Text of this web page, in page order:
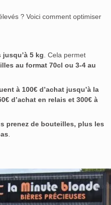
? Voici comment optimiser
5 kg . Cela permet
au format 70cl ou 3-4 au
à 100€ d’achat jusqu’à la
d’achat en relais et 300€ à
prenez de bouteilles, plus les